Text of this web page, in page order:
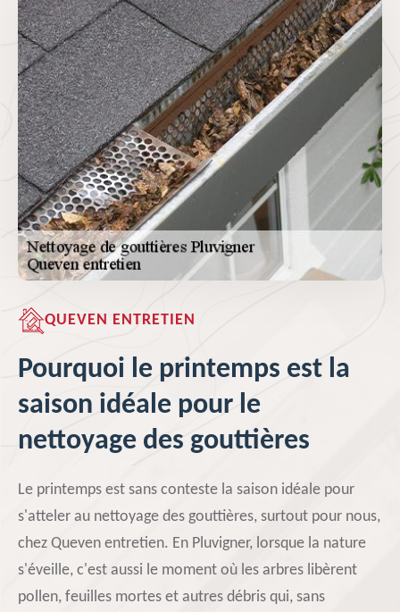
QUEVEN ENTRETIEN
Pourquoi le printemps est la
saison idéale pour le
nettoyage des gouttières
Le printemps est sans conteste la saison idéale pour
s'atteler au nettoyage des gouttières, surtout pour nous,
chez Queven entretien. En Pluvigner, lorsque la nature
s'éveille, c'est aussi le moment où les arbres libèrent
pollen, feuilles mortes et autres débris qui, sans